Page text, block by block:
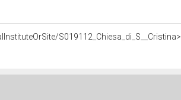
S019112_Chiesa_di_S__Cristina>